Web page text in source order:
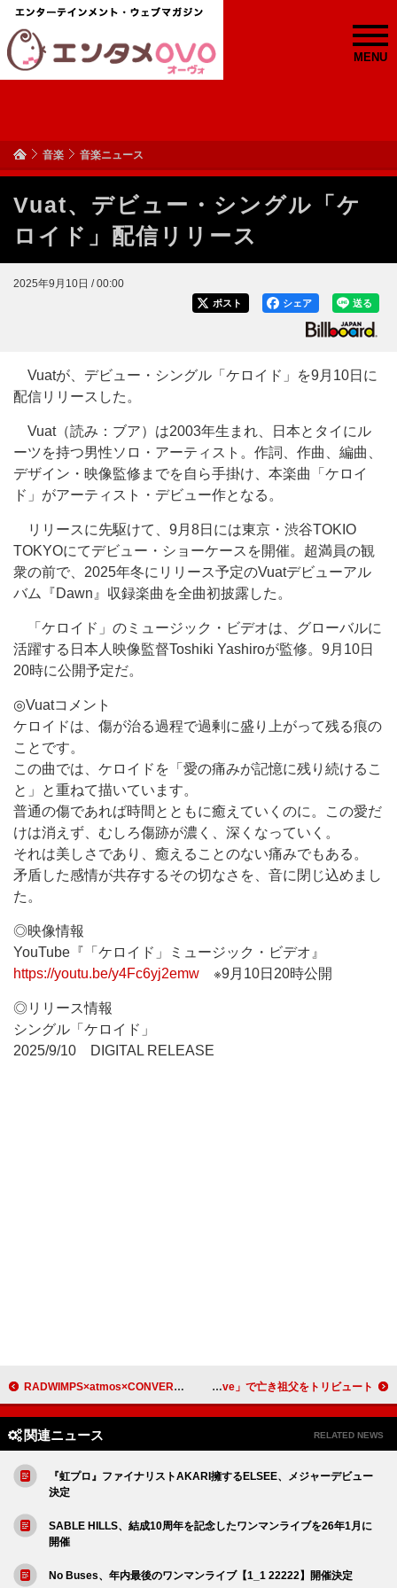
MENU
音楽 音楽ニュース
Vuat、デビュー・シングル「ケ
ロイド」配信リリース
2025年9月10日 / 00:00
送る
シェア
ポスト
Vuatが、デビュー・シングル「ケロイド」を9月10日に
配信リリースした。
Vuat（読み：ブア）は2003年生まれ、日本とタイにル
ーツを持つ男性ソロ・アーティスト。作詞、作曲、編曲、
デザイン・映像監修までを自ら手掛け、本楽曲「ケロイ
ド」がアーティスト・デビュー作となる。
リリースに先駆けて、9月8日には東京・渋谷TOKIO
TOKYOにてデビュー・ショーケースを開催。超満員の観
衆の前で、2025年冬にリリース予定のVuatデビューアル
バム『Dawn』収録楽曲を全曲初披露した。
「ケロイド」のミュージック・ビデオは、グローバルに
活躍する日本人映像監督Toshiki Yashiroが監修。9月10日
20時に公開予定だ。
◎Vuatコメント
ケロイドは、傷が治る過程で過剰に盛り上がって残る痕の
ことです。
この曲では、ケロイドを「愛の痛みが記憶に残り続けるこ
と」と重ねて描いています。
普通の傷であれば時間とともに癒えていくのに。この愛だ
けは消えず、むしろ傷跡が濃く、深くなっていく。
それは美しさであり、癒えることのない痛みでもある。
矛盾した感情が共存するその切なさを、音に閉じ込めまし
た。
◎映像情報
YouTube『「ケロイド」ミュージック・ビデオ』
https://youtu.be/y4Fc6yj2emw ※9月10日20時公開
◎リリース情報
シングル「ケロイド」
2025/9/10 DIGITAL RELEASE
RADWIMPS×atmos×CONVERSEのトリプルコラボレーションモデルが登場 ドロップキック・マーフィーズ、新曲「Chesterfields and Aftershave」で亡き祖父をトリビュート
関連ニュース RELATED NEWS
『虹プロ』ファイナリストAKARI擁するELSEE、メジャーデビュー
決定
SABLE HILLS、結成10周年を記念したワンマンライブを26年1月に
開催
No Buses、年内最後のワンマンライブ【1_1 22222】開催決定